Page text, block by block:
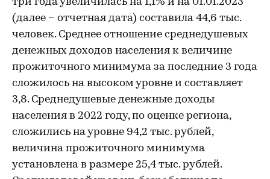
(далее – отчетная дата) составила 44,6 тыс.
человек. Среднее отношение среднедушевых
денежных доходов населения к величине
прожиточного минимума за последние 3 года
сложилось на высоком уровне и составляет
3,8. Среднедушевые денежные доходы
населения в 2022 году, по оценке региона,
сложились на уровне 94,2 тыс. рублей,
величина прожиточного минимума
установлена в размере 25,4 тыс. рублей.